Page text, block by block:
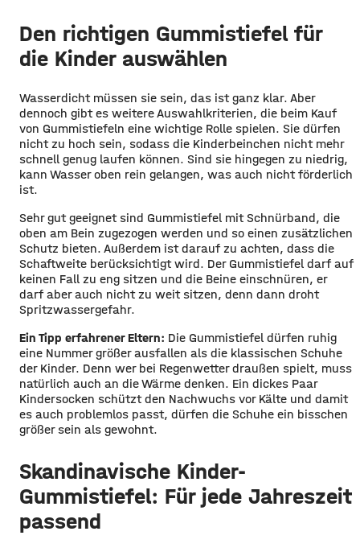
Den richtigen Gummistiefel für
die Kinder auswählen
Wasserdicht müssen sie sein, das ist ganz klar. Aber
dennoch gibt es weitere Auswahlkriterien, die beim Kauf
von Gummistiefeln eine wichtige Rolle spielen. Sie dürfen
nicht zu hoch sein, sodass die Kinderbeinchen nicht mehr
schnell genug laufen können. Sind sie hingegen zu niedrig,
kann Wasser oben rein gelangen, was auch nicht förderlich
ist.
Sehr gut geeignet sind Gummistiefel mit Schnürband, die
oben am Bein zugezogen werden und so einen zusätzlichen
Schutz bieten. Außerdem ist darauf zu achten, dass die
Schaftweite berücksichtigt wird. Der Gummistiefel darf auf
keinen Fall zu eng sitzen und die Beine einschnüren, er
darf aber auch nicht zu weit sitzen, denn dann droht
Spritzwassergefahr.
Ein Tipp erfahrener Eltern: Die Gummistiefel dürfen ruhig
eine Nummer größer ausfallen als die klassischen Schuhe
der Kinder. Denn wer bei Regenwetter draußen spielt, muss
natürlich auch an die Wärme denken. Ein dickes Paar
Kindersocken schützt den Nachwuchs vor Kälte und damit
es auch problemlos passt, dürfen die Schuhe ein bisschen
größer sein als gewohnt.
Skandinavische Kinder-
Gummistiefel: Für jede Jahreszeit
passend